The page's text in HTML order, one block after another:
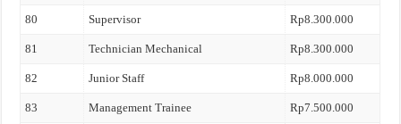
80 Supervisor Rp8.300.000
81 Technician Mechanical Rp8.300.000
82 Junior Staff Rp8.000.000
83 Management Trainee Rp7.500.000